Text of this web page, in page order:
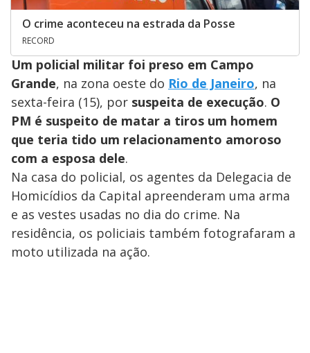
O crime aconteceu na estrada da Posse
RECORD
Um policial militar foi preso em Campo
Grande, na zona oeste do Rio de Janeiro, na
sexta-feira (15), por suspeita de execução. O
PM é suspeito de matar a tiros um homem
que teria tido um relacionamento amoroso
com a esposa dele.
Na casa do policial, os agentes da Delegacia de
Homicídios da Capital apreenderam uma arma
e as vestes usadas no dia do crime. Na
residência, os policiais também fotografaram a
moto utilizada na ação.